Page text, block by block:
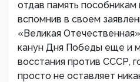
отдав память пособникам
вспомнив в своем
«Великая
канун Дня Победы еще и
восстания против СССР,
просто не оставляет